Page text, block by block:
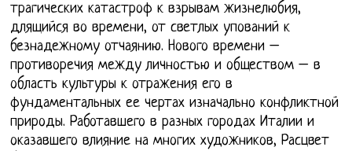
трагических катастроф к взрывам жизнелюбия,
длящийся во времени, от светлых упований к
безнадежному отчаянию. Нового времени –
противоречия между личностью и обществом – в
область культуры к отражения его в
фундаментальных ее чертах изначально конфликтной
природы. Работавшего в разных городах Италии и
оказавшего влияние на многих художников, Расцвет